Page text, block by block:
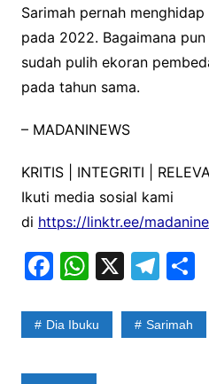
Sarimah pernah
pada 2022. Bagaimana
sudah pulih ekoran
pada tahun sama.
– MADANINEWS
KRITIS | INTEGRITI |
Ikuti media sosial kami
di https://linktr.ee/
F
c
W
at
X T
e
S
ar
Dia Ibuku Sarimah